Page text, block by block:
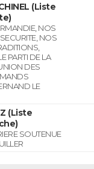
(Liste
NOS
NOS
PARTI DE LA
DES
LE
(Liste
SOUTENUE